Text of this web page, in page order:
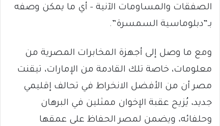
الصفقات والمساومات الآنية – أي ما يمكن وصفه
بـ”دبلوماسية السمسرة”.
ومع ما وصل إلى أجهزة المخابرات المصرية من
معلومات، خاصة تلك القادمة من الإمارات، تيقنت
مصر أن من الأفضل الانخراط في تحالف إقليمي
جديد، يُزيح عقبة الإخوان ممثلين في البرهان
وحلفائه، ويضمن لمصر الحفاظ على عمقها